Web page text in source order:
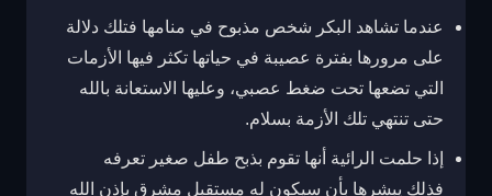
عندما تشاهد البكر شخص مذبوح في منامها فتلك دلالة
على مرورها بفترة عصيبة في حياتها تكثر فيها الأزمات
التي تضعها تحت ضغط عصبي، وعليها الاستعانة بالله
حتى تنتهي تلك الأزمة بسلام.
إذا حلمت الرائية أنها تقوم بذبح طفل صغير تعرفه
فذلك يبشرها بأن سيكون له مستقبل مشرق بإذن الله